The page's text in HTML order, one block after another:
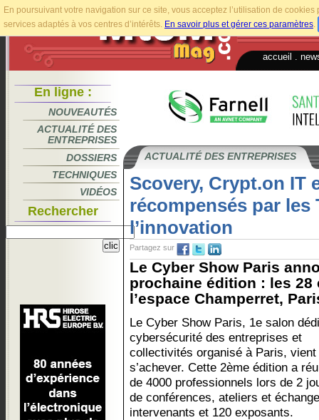
En poursuivant votre navigation sur ce site, vous acceptez l’utilisation de
services adaptés à vos centres d’intérêts. En savoir plus et gérer ces paramètres.
accueil
En ligne :
NOUVEAUTÉS
ACTUALITÉ DES
ENTREPRISES
DOSSIERS
TECHNIQUES
VIDÉOS
Rechercher
ACTUALITÉ DES ENTREPRISES
Scovery, Crypt.on IT
récompensés par les
l’innovation
Partagez sur
Le Cyber Show Paris
prochaine édition : les 28
l’espace Champerret,
Le Cyber Show Paris, 1e salon
cybersécurité des entreprises et
collectivités organisé à Paris, vient
s’achever. Cette 2ème édition a
de 4000 professionnels lors de 2
de conférences, ateliers et
intervenants et 120 exposants.